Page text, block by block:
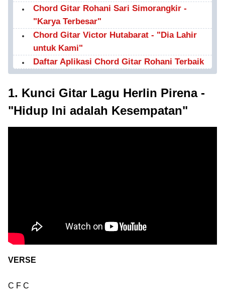
Chord Gitar Rohani Sari Simorangkir -
"Karya Terbesar"
Chord Gitar Victor Hutabarat - "Dia Lahir
untuk Kami"
Daftar Aplikasi Chord Gitar Rohani Terbaik
1. Kunci Gitar Lagu Herlin Pirena -
"Hidup Ini adalah Kesempatan"
VERSE
C F C